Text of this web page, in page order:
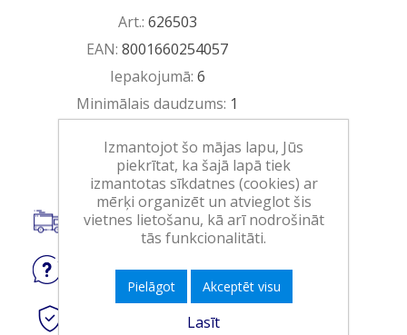
Art.: 626503
EAN: 8001660254057
Iepakojumā: 6
Minimālais daudzums: 1
Ielikt grozā
Piegāde visā Latvijā.
Jautājietpar produktu
tiešsaistes maksājumi
Izmantojot šo mājas lapu, Jūs
piekrītat, ka šajā lapā tiek
izmantotas sīkdatnes (cookies) ar
mērķi organizēt un atvieglot šis
vietnes lietošanu, kā arī nodrošināt
tās funkcionalitāti.
Pielāgot Akceptēt visu
Lasīt